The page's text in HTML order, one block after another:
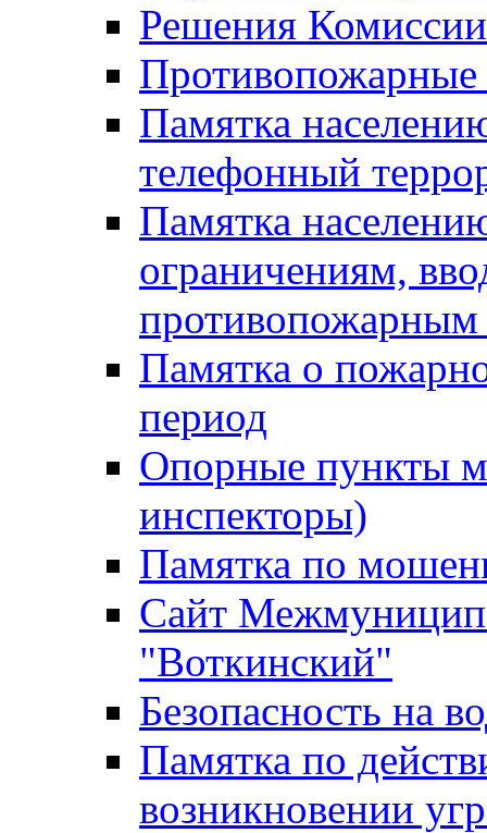
Решения
Противопожарные
Памятка
телефонный
Памятка
ограничениям,
Памятка о
период
Опорные пункты
инспекторы)
Памятка по
Сайт
"Воткинский"
Безопасность на
Памятка по
возникновении